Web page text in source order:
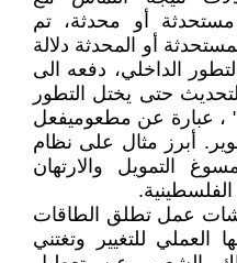
مستحدثة أو محدثة، تم
أو المحدثة دلالة
الداخلي، دفعه الى
حتى يختل التطور
، عبارة عن مطعوميفعل
أبرز مثال على نظام
التمويل والارتهان
عمل تطلق الطاقات
العملي للتغيير وتغتني